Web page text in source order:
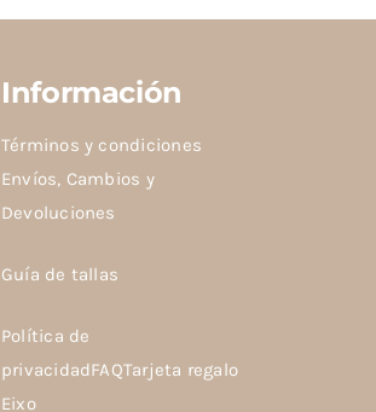
Información
Términos y condiciones
Envíos, Cambios y
Devoluciones
Guía de tallas
Política de
privacidadFAQTarjeta regalo
Eixo